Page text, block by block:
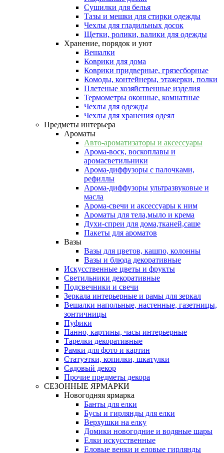
Сушилки для белья
Тазы и мешки для стирки одежды
Чехлы для гладильных досок
Щетки, ролики, валики для одежды
Хранение, порядок и уют
Вешалки
Коврики для дома
Коврики придверные, грязесборные
Комоды, контейнеры, этажерки, полки
Плетеные хозяйственные изделия
Термометры оконные, комнатные
Чехлы для одежды
Чехлы для хранения одеял
Предметы интерьера
Ароматы
Авто-ароматизаторы и аксессуары
Арома-воск, воскоплавы и
аромасветильники
Арома-диффузоры с палочками,
рефиллы
Арома-диффузоры ультразвуковые и
масла
Арома-свечи и аксессуары к ним
Ароматы для тела,мыло и крема
Духи-спреи для дома,тканей,саше
Пакеты для ароматов
Вазы
Вазы для цветов, кашпо, колонны
Вазы и блюда декоративные
Искусственные цветы и фрукты
Светильники декоративные
Подсвечники и свечи
Зеркала интерьерные и рамы для зеркал
Вешалки напольные, настенные, газетницы,
зонтичницы
Пуфики
Панно, картины, часы интерьерные
Тарелки декоративные
Рамки для фото и картин
Статуэтки, копилки, шкатулки
Садовый декор
Прочие предметы декора
СЕЗОННЫЕ ЯРМАРКИ
Новогодняя ярмарка
Банты для елки
Бусы и гирлянды для елки
Верхушки на елку
Домики новогодние и водяные шары
Елки искусственные
Еловые венки и еловые гирлянды